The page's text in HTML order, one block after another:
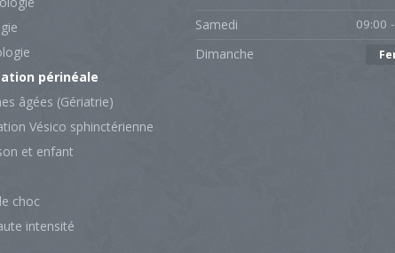
périnéale
âgées (Gériatrie)
Vésico sphinctérienne
et enfant
choc
intensité
Samedi 09:00
Dimanche